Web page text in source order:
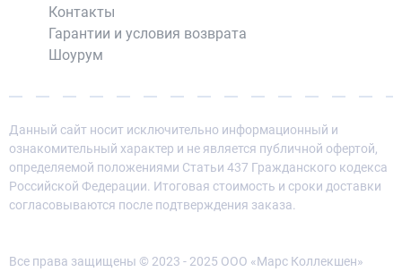
Контакты
Гарантии и условия возврата
Шоурум
Данный сайт носит исключительно информационный и
ознакомительный характер и не является публичной офертой,
определяемой положениями Статьи 437 Гражданского кодекса
Российской Федерации. Итоговая стоимость и сроки доставки
согласовываются после подтверждения заказа.
Все права защищены © 2023 - 2025 ООО «Марс Коллекшен»